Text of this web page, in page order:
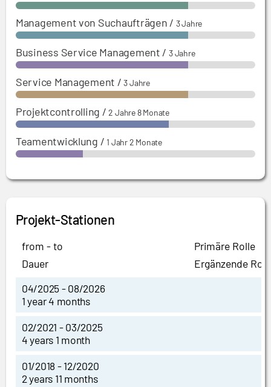
Management von Suchaufträgen / 3 Jahre
Business Service Management / 3 Jahre
Service Management /3 Jahre
Projektcontrolling /2 Jahre 8 Monate
Teamentwicklung /1 Jahr 2 Monate
Projekt-Stationen
from - to
Dauer
Primäre Rolle
Ergänzende
04/2025 - 08/2026
1 year 4 months
02/2021 - 03/2025
4 years 1 month
01/2018 - 12/2020
2 years 11 months